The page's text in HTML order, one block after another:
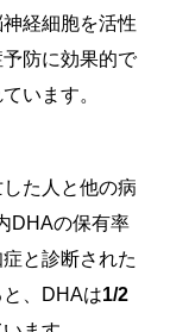
経細胞を活性
防に効果的で
います。
た人と他の病
DHAの保有率
と診断された
、DHAは1/2